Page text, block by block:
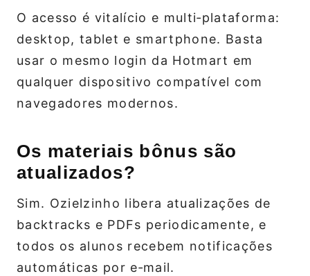
O acesso é vitalício e multi‑plataforma:
desktop, tablet e smartphone. Basta
usar o mesmo login da Hotmart em
qualquer dispositivo compatível com
navegadores modernos.
Os materiais bônus são
atualizados?
Sim. Ozielzinho libera atualizações de
backtracks e PDFs periodicamente, e
todos os alunos recebem notificações
automáticas por e‑mail.